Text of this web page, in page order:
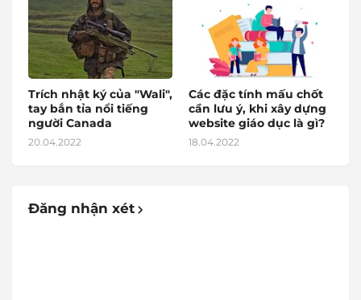
Trích nhật ký của "Wali",
tay bắn tỉa nổi tiếng
người Canada
20.04.2022
Các đặc tính mấu chốt
cần lưu ý, khi xây dựng
website giáo dục là gì?
18.04.2022
Đăng nhận xét